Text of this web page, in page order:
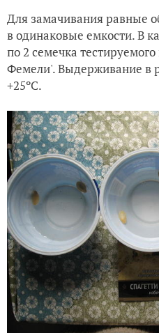
Для замачивания равные
в одинаковые емкости. В
по 2 семечка
Фемели'. Выдерживание в
+25ºC.